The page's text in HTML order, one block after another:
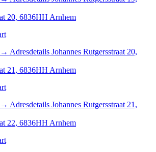
20, 6836HH Arnhem
→ Adresdetails Johannes Rutgersstraat 20,
21, 6836HH Arnhem
→ Adresdetails Johannes Rutgersstraat 21,
22, 6836HH Arnhem